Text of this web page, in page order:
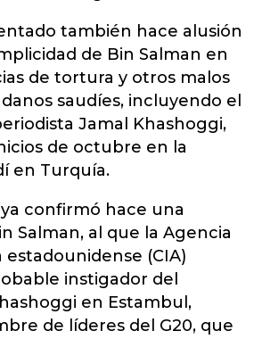
también hace alusión
de Bin Salman en
de tortura y otros malos
saudíes, incluyendo el
Jamal Khashoggi,
de octubre en la
en Turquía.
confirmó hace una
Salman, al que la Agencia
(CIA)
instigador del
en Estambul,
de líderes del G20, que